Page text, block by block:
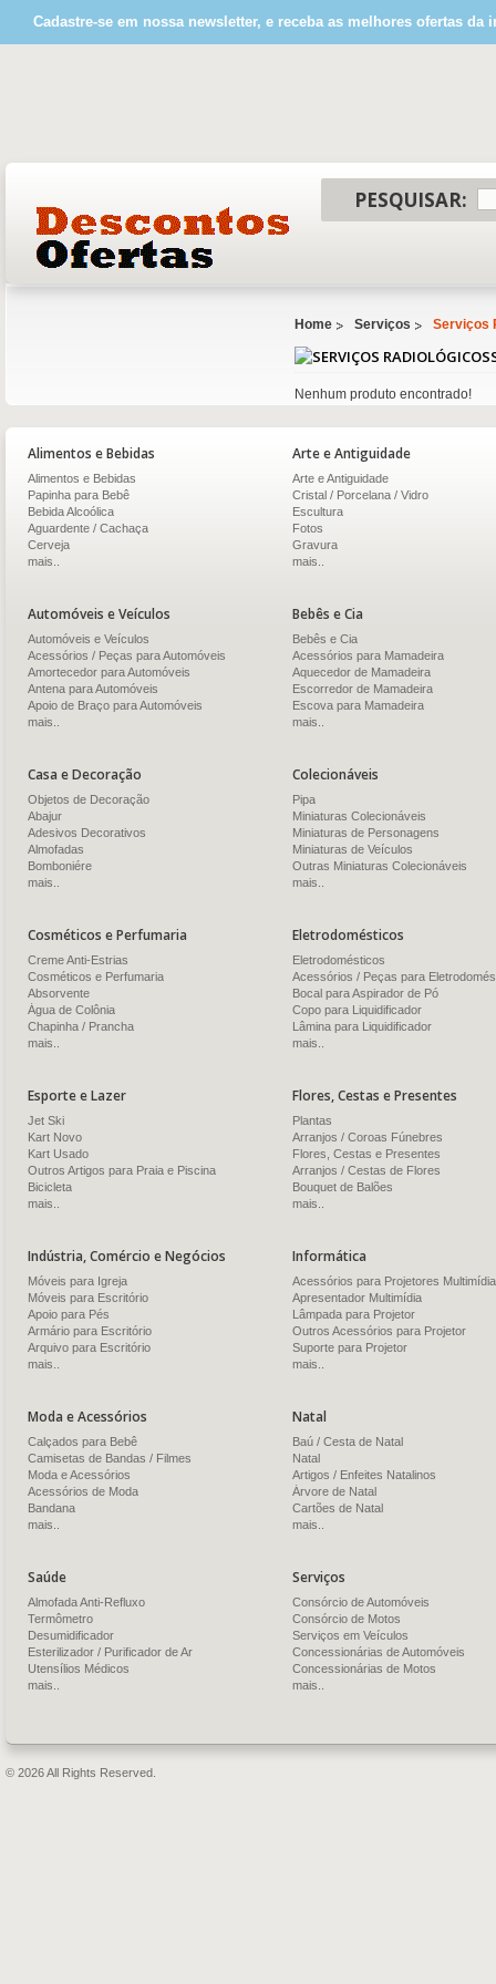
Cadastre-se em nossa newsletter, e receba as melhores ofertas da
PESQUISAR:
Home Serviços Serviços
Nenhum produto encontrado!
Alimentos e Bebidas
Alimentos e Bebidas
Papinha para Bebê
Bebida Alcoólica
Aguardente / Cachaça
Cerveja
mais..
Arte e Antiguidade
Arte e Antiguidade
Cristal / Porcelana / Vidro
Escultura
Fotos
Gravura
mais..
Automóveis e Veículos
Automóveis e Veículos
Acessórios / Peças para Automóveis
Amortecedor para Automóveis
Antena para Automóveis
Apoio de Braço para Automóveis
mais..
Bebês e Cia
Bebês e Cia
Acessórios para Mamadeira
Aquecedor de Mamadeira
Escorredor de Mamadeira
Escova para Mamadeira
mais..
Casa e Decoração
Objetos de Decoração
Abajur
Adesivos Decorativos
Almofadas
Bomboniére
mais..
Colecionáveis
Pipa
Miniaturas Colecionáveis
Miniaturas de Personagens
Miniaturas de Veículos
Outras Miniaturas Colecionáveis
mais..
Cosméticos e Perfumaria
Creme Anti-Estrias
Cosméticos e Perfumaria
Absorvente
Água de Colônia
Chapinha / Prancha
mais..
Eletrodomésticos
Eletrodomésticos
Acessórios / Peças para
Bocal para Aspirador de Pó
Copo para Liquidificador
Lâmina para Liquidificador
mais..
Esporte e Lazer
Jet Ski
Kart Novo
Kart Usado
Outros Artigos para Praia e Piscina
Bicicleta
mais..
Flores, Cestas e Presentes
Plantas
Arranjos / Coroas Fúnebres
Flores, Cestas e Presentes
Arranjos / Cestas de Flores
Bouquet de Balões
mais..
Indústria, Comércio e Negócios
Móveis para Igreja
Móveis para Escritório
Apoio para Pés
Armário para Escritório
Arquivo para Escritório
mais..
Informática
Acessórios para Projetores Multimídia
Apresentador Multimídia
Lâmpada para Projetor
Outros Acessórios para Projetor
Suporte para Projetor
mais..
Moda e Acessórios
Calçados para Bebê
Camisetas de Bandas / Filmes
Moda e Acessórios
Acessórios de Moda
Bandana
mais..
Natal
Baú / Cesta de Natal
Natal
Artigos / Enfeites Natalinos
Árvore de Natal
Cartões de Natal
mais..
Saúde
Almofada Anti-Refluxo
Termômetro
Desumidificador
Esterilizador / Purificador de Ar
Utensílios Médicos
mais..
Serviços
Consórcio de Automóveis
Consórcio de Motos
Serviços em Veículos
Concessionárias de Automóveis
Concessionárias de Motos
mais..
© 2026 All Rights Reserved.